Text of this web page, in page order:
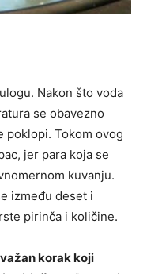
Nakon što voda
se obavezno
poklopi. Tokom ovog
jer para koja se
kuvanju.
između deset i
pirinča i količine.
korak koji